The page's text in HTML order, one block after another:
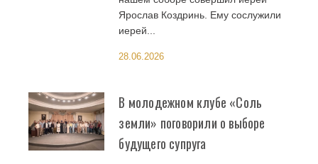
Ярослав Коздринь. Ему сослужили
иерей...
28.06.2026
В молодежном клубе «Соль
земли» поговорили о выборе
будущего супруга